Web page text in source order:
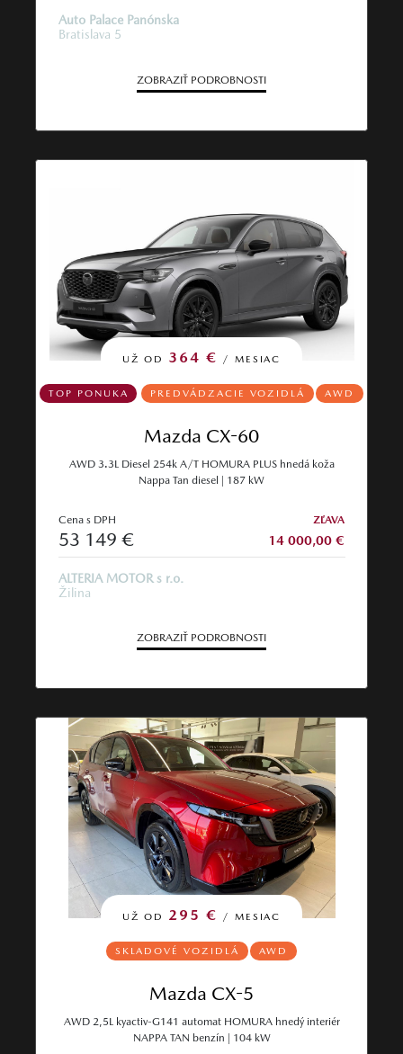
Auto Palace Panónska
Bratislava 5
ZOBRAZIŤ PODROBNOSTI
UŽ OD 364 € / MESIAC
TOP PONUKA PREDVÁDZACIE VOZIDLÁ AWD
Mazda CX-60
AWD 3.3L Diesel 254k A/T HOMURA PLUS hnedá koža
Nappa Tan diesel | 187 kW
Cena s DPH
53 149 €
ZĽAVA
14 000,00 €
ALTERIA MOTOR s r.o.
Žilina
ZOBRAZIŤ PODROBNOSTI
UŽ OD 295 € / MESIAC
SKLADOVÉ VOZIDLÁ AWD
Mazda CX-5
AWD 2,5L kyactiv-G141 automat HOMURA hnedý interiér
NAPPA TAN benzín | 104 kW